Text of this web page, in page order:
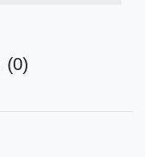
(0)